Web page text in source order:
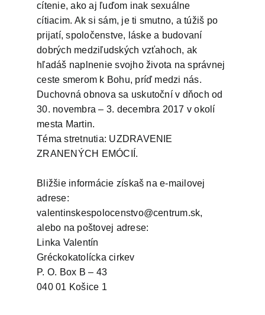
cítenie, ako aj ľuďom inak sexuálne
cítiacim. Ak si sám, je ti smutno, a túžiš po
prijatí, spoločenstve, láske a budovaní
dobrých medziľudských vzťahoch, ak
hľadáš naplnenie svojho života na správnej
ceste smerom k Bohu, príď medzi nás.
Duchovná obnova sa uskutoční v dňoch od
30. novembra – 3. decembra 2017 v okolí
mesta Martin.
Téma stretnutia: UZDRAVENIE
ZRANENÝCH EMÓCIÍ.
Bližšie informácie získaš na e-mailovej
adrese:
valentinskespolocenstvo@centrum.sk,
alebo na poštovej adrese:
Linka Valentín
Gréckokatolícka cirkev
P. O. Box B – 43
040 01 Košice 1